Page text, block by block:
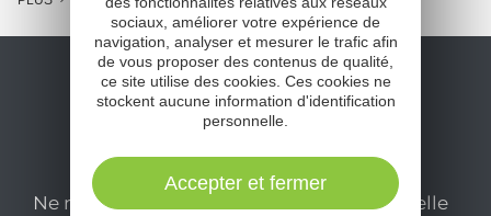
Ne manquez pas notre newsletter mensuelle
sociaux, améliorer votre expérience de
navigation, analyser et mesurer le trafic afin
de vous proposer des contenus de qualité,
ce site utilise des cookies. Ces cookies ne
stockent aucune information d'identification
personnelle.
Accepter et fermer